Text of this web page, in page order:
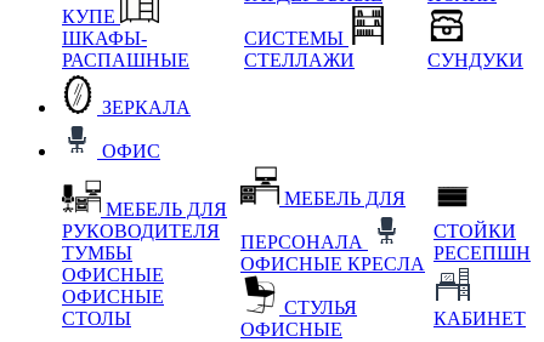
КУПЕ
ШКАФЫ-
РАСПАШНЫЕ
СИСТЕМЫ
СТЕЛЛАЖИ
СУНДУКИ
ЗЕРКАЛА
ОФИС
МЕБЕЛЬ ДЛЯ
РУКОВОДИТЕЛЯ
ТУМБЫ
ОФИСНЫЕ
ОФИСНЫЕ
СТОЛЫ
МЕБЕЛЬ ДЛЯ
ПЕРСОНАЛА
ОФИСНЫЕ КРЕСЛА
СТУЛЬЯ
ОФИСНЫЕ
СТОЙКИ
РЕСЕПШН
КАБИНЕТ